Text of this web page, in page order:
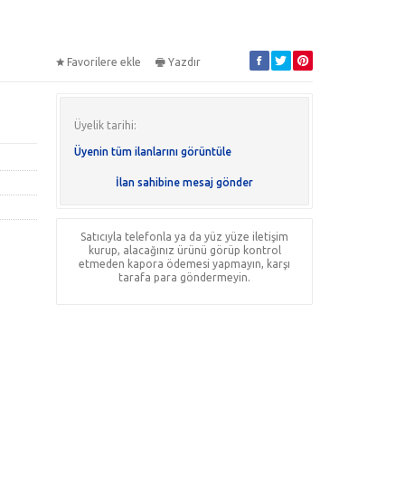
Favorilere ekle Yazdır
Üyelik tarihi:
Üyenin tüm ilanlarını görüntüle
İlan sahibine mesaj gönder
Satıcıyla telefonla ya da yüz yüze iletişim
kurup, alacağınız ürünü görüp kontrol
etmeden kapora ödemesi yapmayın, karşı
tarafa para göndermeyin.